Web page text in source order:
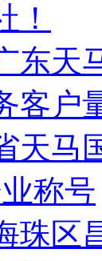
！
东天
客户
天马
称号
珠区